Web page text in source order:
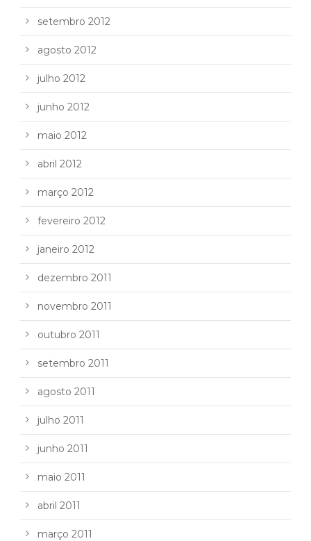
setembro 2012
agosto 2012
julho 2012
junho 2012
maio 2012
abril 2012
março 2012
fevereiro 2012
janeiro 2012
dezembro 2011
novembro 2011
outubro 2011
setembro 2011
agosto 2011
julho 2011
junho 2011
maio 2011
abril 2011
março 2011